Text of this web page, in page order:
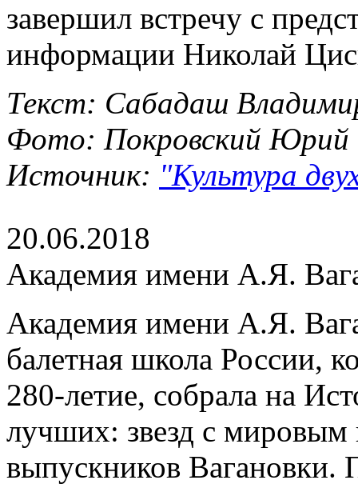
завершил встречу с
информации Николай
Текст: Сабадаш
Фото: Покровский Юрий
Источник: "Культура
20.06.2018
Академия имени А.Я.
Академия имени А.Я.
балетная школа России,
280-летие, собрала на
лучших: звезд с
выпускников Вагановки.